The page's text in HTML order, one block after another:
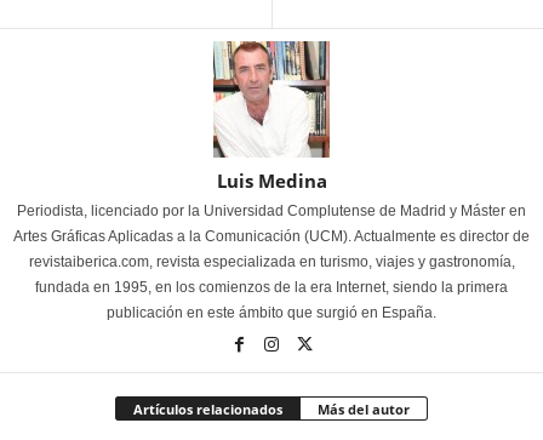
Luis Medina
Periodista, licenciado por la Universidad Complutense de Madrid y Máster en
Artes Gráficas Aplicadas a la Comunicación (UCM). Actualmente es director de
revistaiberica.com, revista especializada en turismo, viajes y gastronomía,
fundada en 1995, en los comienzos de la era Internet, siendo la primera
publicación en este ámbito que surgió en España.
Artículos relacionados Más del autor